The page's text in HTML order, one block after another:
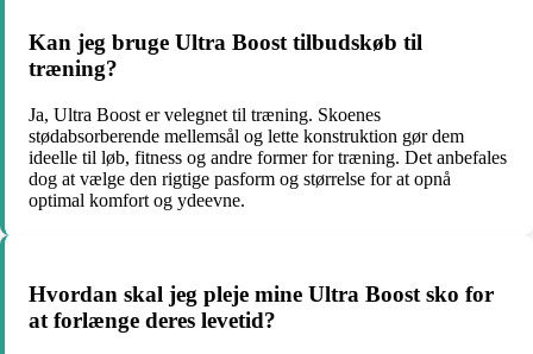
Kan jeg bruge Ultra Boost tilbudskøb til
træning?
Ja, Ultra Boost er velegnet til træning. Skoenes
stødabsorberende mellemsål og lette konstruktion gør dem
ideelle til løb, fitness og andre former for træning. Det anbefales
dog at vælge den rigtige pasform og størrelse for at opnå
optimal komfort og ydeevne.
Hvordan skal jeg pleje mine Ultra Boost sko for
at forlænge deres levetid?